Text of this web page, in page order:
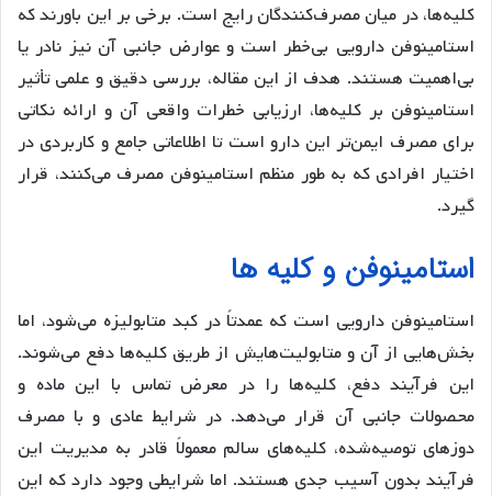
کلیه‌ها، در میان مصرف‌کنندگان رایج است. برخی بر این باورند که
استامینوفن دارویی بی‌خطر است و عوارض جانبی آن نیز نادر یا
بی‌اهمیت هستند. هدف از این مقاله، بررسی دقیق و علمی تأثیر
استامینوفن بر کلیه‌ها، ارزیابی خطرات واقعی آن و ارائه نکاتی
برای مصرف ایمن‌تر این دارو است تا اطلاعاتی جامع و کاربردی در
اختیار افرادی که به طور منظم استامینوفن مصرف می‌کنند، قرار
گیرد.
استامینوفن و کلیه ها
استامینوفن دارویی است که عمدتاً در کبد متابولیزه می‌شود، اما
بخش‌هایی از آن و متابولیت‌هایش از طریق کلیه‌ها دفع می‌شوند.
این فرآیند دفع، کلیه‌ها را در معرض تماس با این ماده و
محصولات جانبی آن قرار می‌دهد. در شرایط عادی و با مصرف
دوزهای توصیه‌شده، کلیه‌های سالم معمولاً قادر به مدیریت این
فرآیند بدون آسیب جدی هستند. اما شرایطی وجود دارد که این